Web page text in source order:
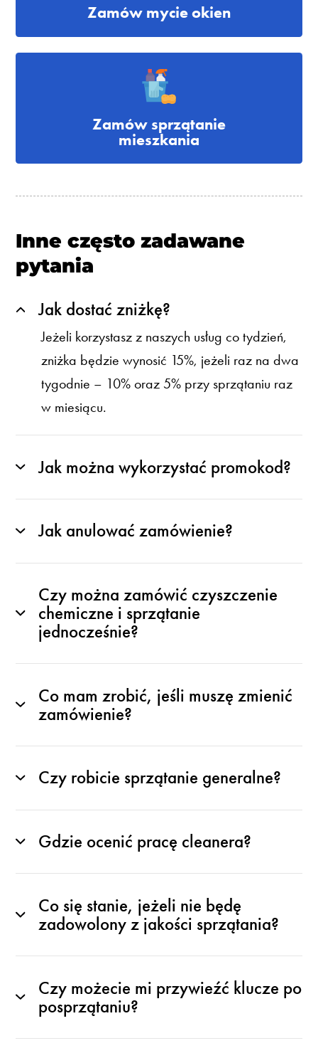
Zamów mycie okien
Zamów sprzątanie
mieszkania
Inne często zadawane
pytania
Jak dostać zniżkę?
Jeżeli korzystasz z naszych usług co tydzień,
zniżka będzie wynosić 15%, jeżeli raz na dwa
tygodnie – 10% oraz 5% przy sprzątaniu raz
w miesiącu.
Jak można wykorzystać promokod?
Jak anulować zamówienie?
Czy można zamówić czyszczenie
chemiczne i sprzątanie
jednocześnie?
Co mam zrobić, jeśli muszę zmienić
zamówienie?
Czy robicie sprzątanie generalne?
Gdzie ocenić pracę cleanera?
Co się stanie, jeżeli nie będę
zadowolony z jakości sprzątania?
Czy możecie mi przywieźć klucze po
posprzątaniu?